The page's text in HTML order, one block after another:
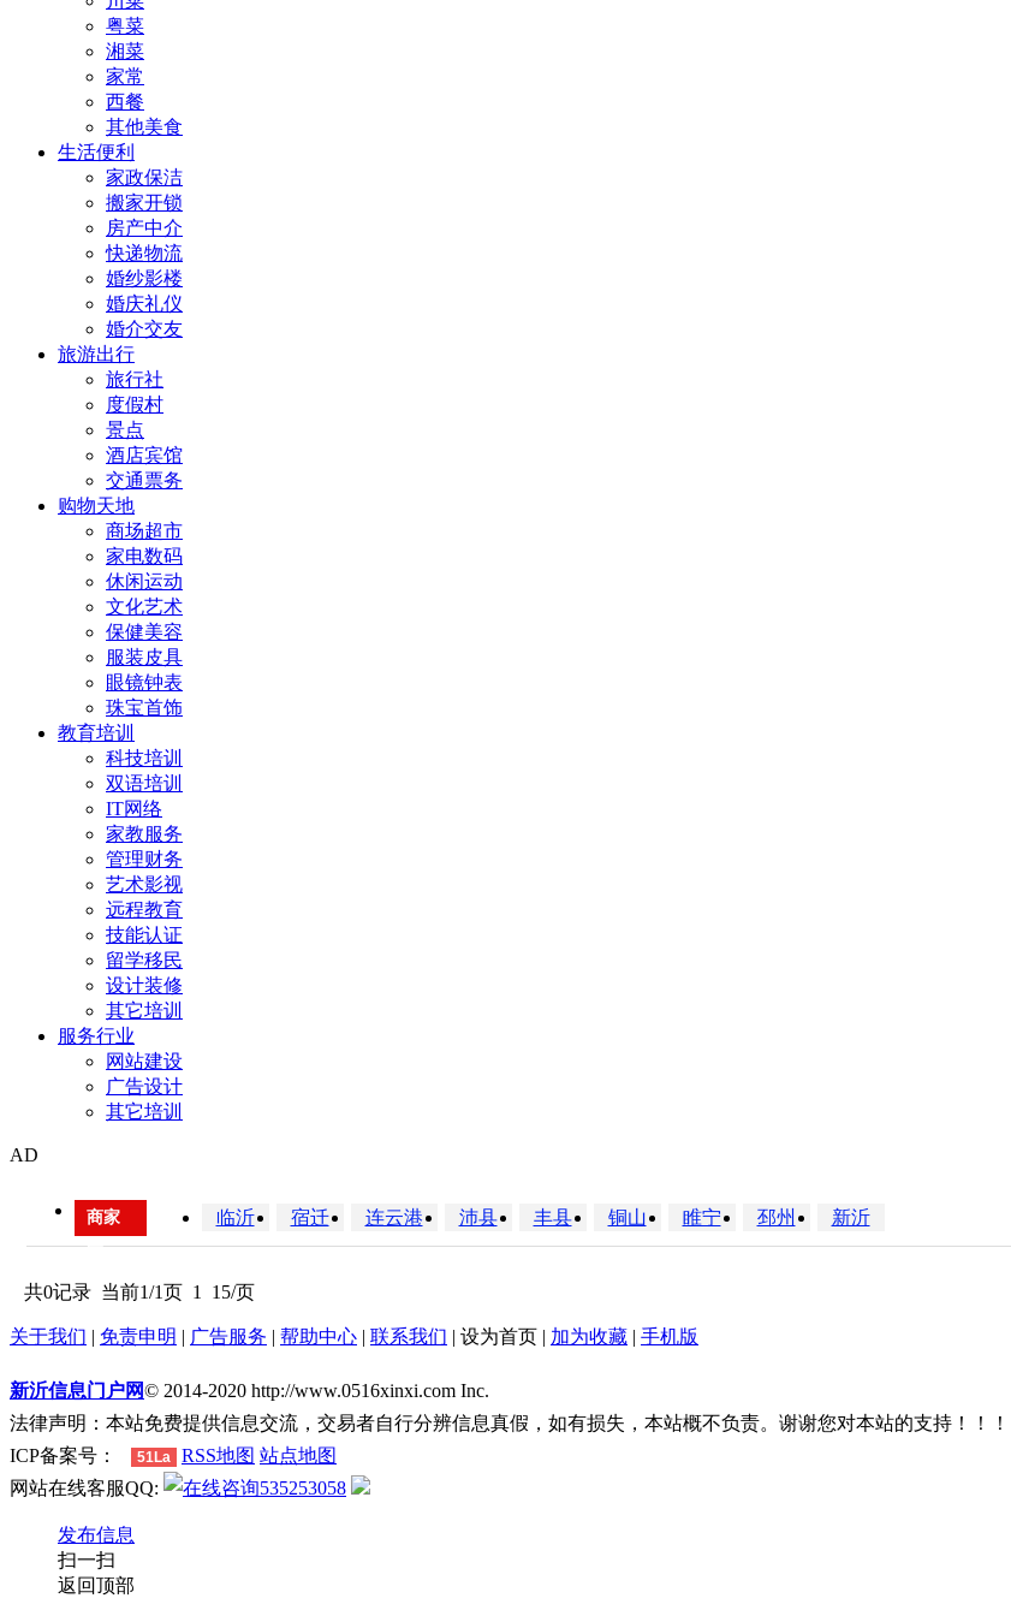
粤菜
湘菜
家常
西餐
其他美食
生活便利
家政保洁
搬家开锁
房产中介
快递物流
婚纱影楼
婚庆礼仪
婚介交友
旅游出行
旅行社
度假村
景点
酒店宾馆
交通票务
购物天地
商场超市
家电数码
休闲运动
文化艺术
保健美容
服装皮具
眼镜钟表
珠宝首饰
教育培训
科技培训
双语培训
IT网络
家教服务
管理财务
艺术影视
远程教育
技能认证
留学移民
设计装修
其它培训
服务行业
网站建设
广告设计
其它培训
AD
商家
域：
临沂 宿迁 连云港 沛县 丰县 铜山 睢宁 邳州 新沂
共0记录 当前1/1页 1 15/页
关于我们 | 免责申明 | 广告服务 | 帮助中心 | 联系我们 | 设为首页 | 加为收藏 | 手机版
新沂信息门户网© 2014-2020 http://www.0516xinxi.com Inc.
法律声明：本站免费提供信息交流，交易者自行分辨信息真假，如有损失，本站概不负责。谢谢您对本站的支持！！！
ICP备案号：
51La RSS地图 站点地图
网站在线客服QQ:
535253058
发布信息
扫一扫
返回顶部